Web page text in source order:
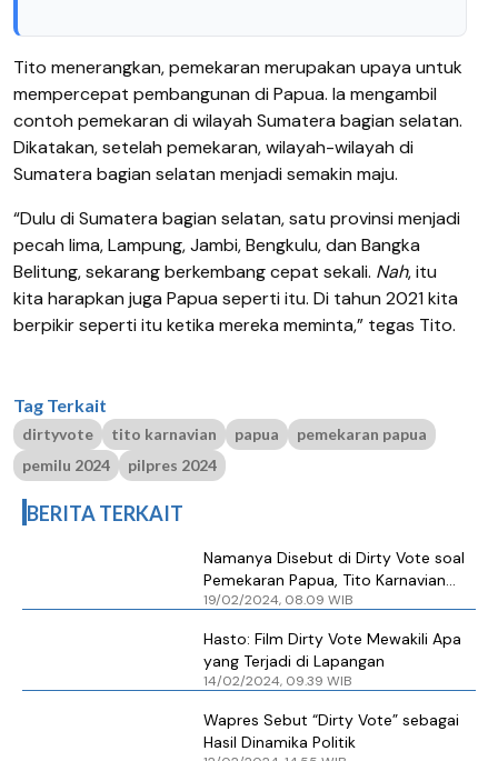
Tito menerangkan, pemekaran merupakan upaya untuk
mempercepat pembangunan di Papua. Ia mengambil
contoh pemekaran di wilayah Sumatera bagian selatan.
Dikatakan, setelah pemekaran, wilayah-wilayah di
Sumatera bagian selatan menjadi semakin maju.
“Dulu di Sumatera bagian selatan, satu provinsi menjadi
pecah lima, Lampung, Jambi, Bengkulu, dan Bangka
Belitung, sekarang berkembang cepat sekali. Nah, itu
kita harapkan juga Papua seperti itu. Di tahun 2021 kita
berpikir seperti itu ketika mereka meminta,” tegas Tito.
Tag Terkait
dirtyvote tito karnavian papua
pemekaran papua
pemilu 2024
pilpres 2024
BERITA TERKAIT
Namanya Disebut di Dirty Vote soal
Pemekaran Papua, Tito Karnavian
Buka Suara
19/02/2024, 08.09 WIB
Hasto: Film Dirty Vote Mewakili Apa
yang Terjadi di Lapangan
14/02/2024, 09.39 WIB
Wapres Sebut “Dirty Vote” sebagai
Hasil Dinamika Politik